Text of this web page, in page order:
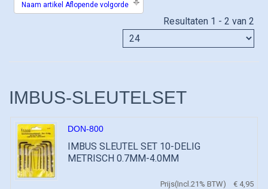
Naam artikel Aflopende volgorde
Resultaten 1 - 2 van 2
IMBUS-SLEUTELSET
DON-800
IMBUS SLEUTEL SET 10-DELIG
METRISCH 0.7MM-4.0MM
Prijs(Incl.21% BTW) € 4,95